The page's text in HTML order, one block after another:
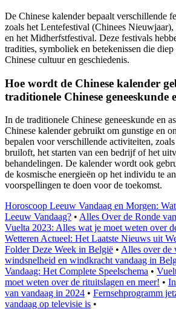
De Chinese kalender bepaalt verschillende
zoals het Lentefestival (Chinees
en het Midherfstfestival. Deze festivals
tradities, symboliek en betekenissen die
Chinese cultuur en geschiedenis.
Hoe wordt de Chinese kalender
traditionele Chinese geneeskunde
In de traditionele Chinese geneeskunde en
Chinese kalender gebruikt om gunstige en
bepalen voor verschillende activiteiten,
bruiloft, het starten van een bedrijf of het
behandelingen. De kalender wordt ook
de kosmische energieën op het individu te
voorspellingen te doen voor de toekomst.
Horoscoop Leeuw Vandaag en Morgen:
Leeuw Vandaag? • Alles Over de Ronde
Vuelta 2023: Alles wat je moet weten over
Wetteren Actueel: Het Laatste Nieuws uit
Folder Deze Week in België • Alles over de
windsnelheid en windkracht vandaag in
Vandaag: Het Complete Speelschema •
moet weten over de rituitslagen en meer! •
van vandaag in 2024 • Fernsehprogramm
vandaag op televisie is •